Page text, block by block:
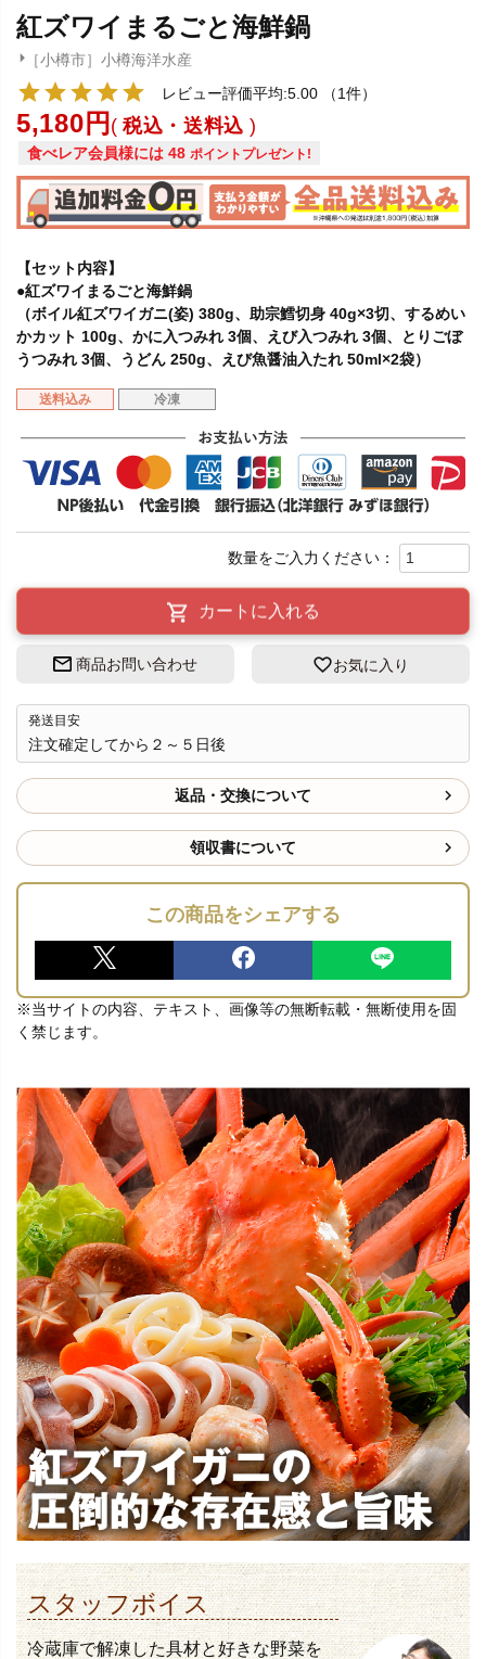
紅ズワイまるごと海鮮鍋
［小樽市］小樽海洋水産
レビュー評価平均:5.00
（1件）
5,180 税込・送料込
食べレア会員様には 48 ポイントプレゼント!
【セット内容】
●紅ズワイまるごと海鮮鍋
（ボイル紅ズワイガニ(姿) 380g、助宗鱈切身 40g×3切、するめい
かカット 100g、かに入つみれ 3個、えび入つみれ 3個、とりごぼ
うつみれ 3個、うどん 250g、えび魚醤油入たれ 50ml×2袋）
送料込み 冷凍
カートに入れる
商品お問い合わせ お気に入り
発送目安
注文確定してから２～５日後
返品・交換について
領収書について
この商品をシェアする
※当サイトの内容、テキスト、画像等の無断転載・無断使用を固
く禁じます。
スタッフボイス
冷蔵庫で解凍した具材と好きな野菜を